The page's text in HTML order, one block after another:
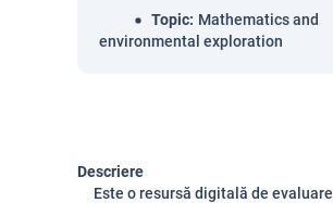
Topic: Mathematics and
environmental exploration
Descriere
Este o resursă digitală de evaluare